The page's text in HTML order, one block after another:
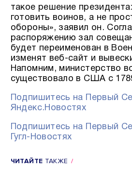
такое решение
готовить воинов, а не
обороны», заявил он.
распоряжению зал
будет переименован в
изменят веб-сайт и
Напомним, министерство
существовало в США с
Подпишитесь на Первый
Яндекс.Новостях
Подпишитесь на Первый
Гугл-Новостях
ЧИТАЙТЕ ТАКЖЕ